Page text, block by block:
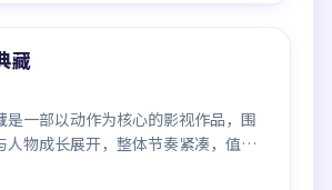
藏
一部以动作为核心的影视作品，围
人物成长展开，整体节奏紧凑，值得